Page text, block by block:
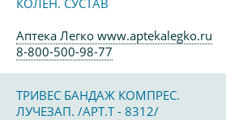
КОЛЕН. СУСТАВ
Аптека Легко www.aptekalegko.ru
8-800-500-98-77
ТРИВЕС БАНДАЖ КОМПРЕС.
ЛУЧЕЗАП. /АРТ.Т - 8312/